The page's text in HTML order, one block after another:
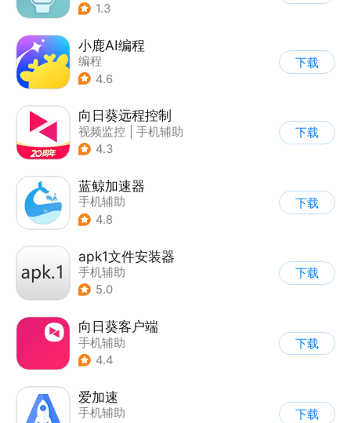
1.3
小鹿AI编程
编程
4.6
下载
向日葵远程控制
视频监控
手机辅助
4.3
下载
蓝鲸加速器
手机辅助
4.8
下载
apk1文件安装器
手机辅助
5.0
下载
向日葵客户端
手机辅助
4.4
下载
爱加速
手机辅助
下载